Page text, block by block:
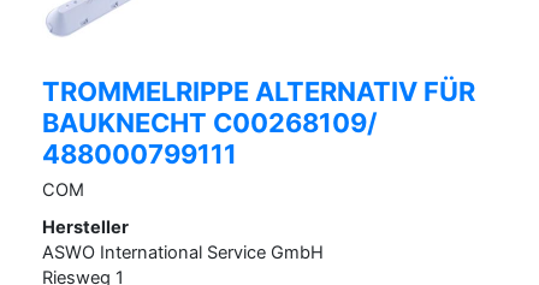
TROMMELRIPPE ALTERNATIV FÜR
BAUKNECHT C00268109/
488000799111
COM
Hersteller
ASWO International Service GmbH
Riesweg 1